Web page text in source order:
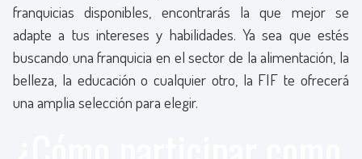
franquicias disponibles, encontrarás la que mejor se
adapte a tus intereses y habilidades. Ya sea que estés
buscando una franquicia en el sector de la alimentación, la
belleza, la educación o cualquier otro, la FIF te ofrecerá
una amplia selección para elegir.